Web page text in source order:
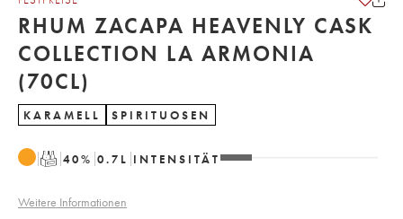
RHUM ZACAPA HEAVENLY CASK
COLLECTION LA ARMONIA
(70CL)
KARAMELL SPIRITUOSEN
T 40% 0.7 L INTENSITÄT
Weitere Informationen